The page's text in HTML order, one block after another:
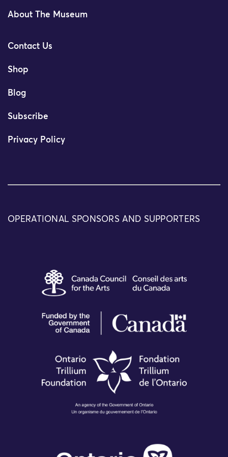
About The Museum
Contact Us
Shop
Blog
Subscribe
Privacy Policy
OPERATIONAL SPONSORS AND SUPPORTERS